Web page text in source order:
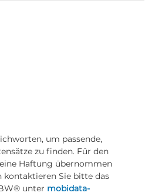
um passende,
zu finden. Für den
Haftung übernommen
kontaktieren Sie bitte das
unter mobidata-